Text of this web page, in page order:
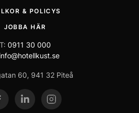
& POLICYS
JOBBA HÄR
T: 0911 30 000
info@hotellkust.se
60, 941 32 Piteå